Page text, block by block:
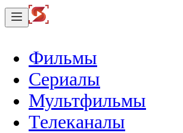
Фильмы
Сериалы
Мультфильмы
Телеканалы